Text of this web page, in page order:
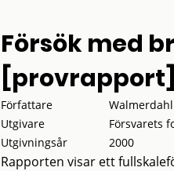
Försök med
[provrapport]
Författare
Utgivare
Försvarets
Utgivningsår
2000
Rapporten visar ett